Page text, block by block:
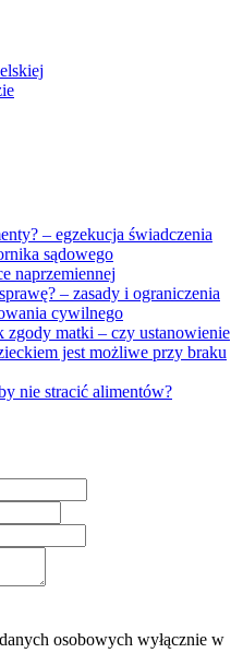
– egzekucja świadczenia
sądowego
naprzemiennej
– zasady i ograniczenia
cywilnego
zgody matki – czy ustanowienie
jest możliwe przy braku
nie stracić alimentów?
osobowych wyłącznie w